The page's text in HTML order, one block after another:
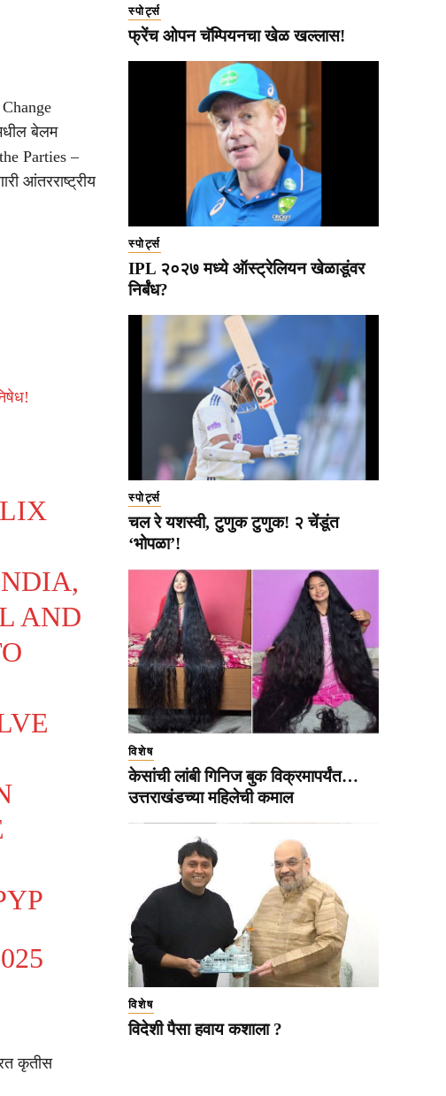
बेलम
Parties –
आंतरराष्ट्रीय
AND
कृतीस
स्पोर्ट्स
फ्रेंच ओपन चॅम्पियनचा खेळ खल्लास!
स्पोर्ट्स
IPL २०२७ मध्ये ऑस्ट्रेलियन खेळाडूंवर
निर्बंध?
स्पोर्ट्स
चल रे यशस्वी, टुणुक टुणुक! २ चेंडूंत
‘भोपळा’!
विशेष
केसांची लांबी गिनिज बुक विक्रमापर्यंत…
उत्तराखंडच्या महिलेची कमाल
विशेष
विदेशी पैसा हवाय कशाला ?